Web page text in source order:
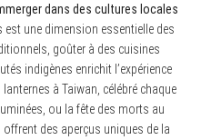
dans des cultures locales
est une dimension essentielle des
goûter à des cuisines
indigènes enrichit l’expérience
à Taiwan, célébré chaque
ou la fête des morts au
des aperçus uniques de la